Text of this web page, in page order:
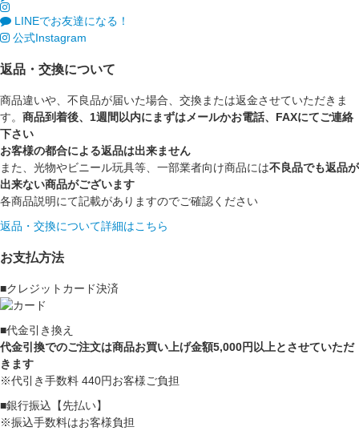
LINEでお友達になる！
公式Instagram
返品・交換について
商品違いや、不良品が届いた場合、交換または返金させていただきま
す。 商品到着後、1週間以内にまずはメールかお電話、FAXにてご連絡
下さい
お客様の都合による返品は出来ません
また、光物やビニール玩具等、一部業者向け商品には不良品でも返品が
出来ない商品がございます
各商品説明にて記載がありますのでご確認ください
返品・交換について詳細はこちら
お支払方法
■クレジットカード決済
■代金引き換え
代金引換でのご注文は商品お買い上げ金額5,000円以上とさせていただ
きます
※代引き手数料 440円お客様ご負担
■銀行振込【先払い】
※振込手数料はお客様負担